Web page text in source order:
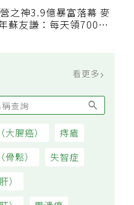
之神3.9億暴富落幕 麥
蘇友謙：每天領700元
看更多
腸癌）
痔瘡
鬆）
失智症
）